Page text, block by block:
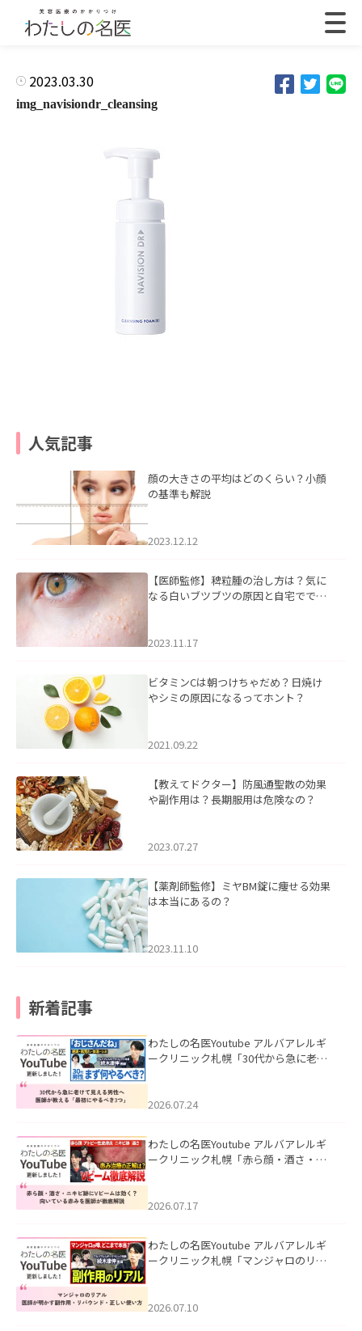
2023.03.30
img_navisiondr_cleansing
人気記事
顔の大きさの平均はどのくらい？小顔
の基準も解説
2023.12.12
【医師監修】稗粒腫の治し方は？気に
なる白いブツブツの原因と自宅ででき
2023.11.17
ビタミンCは朝つけちゃだめ？日焼け
やシミの原因になるってホント？
2021.09.22
【教えてドクター】防風通聖散の効果
や副作用は？長期服用は危険なの？
2023.07.27
【薬剤師監修】ミヤBM錠に痩せる効果
は本当にあるの？
2023.11.10
新着記事
わたしの名医Youtube アルバアレルギ
ークリニック札幌「30代から急に老け
た。
2026.07.24
わたしの名医Youtube アルバアレルギ
ークリニック札幌「赤ら顔・酒さ・ニ
した。
2026.07.17
わたしの名医Youtube アルバアレルギ
ークリニック札幌「マンジャロのリア
た。
2026.07.10